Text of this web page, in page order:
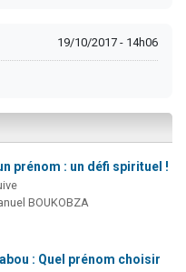
19/10/2017 - 14h06
prénom : un défi spirituel !
BOUKOBZA
: Quel prénom choisir